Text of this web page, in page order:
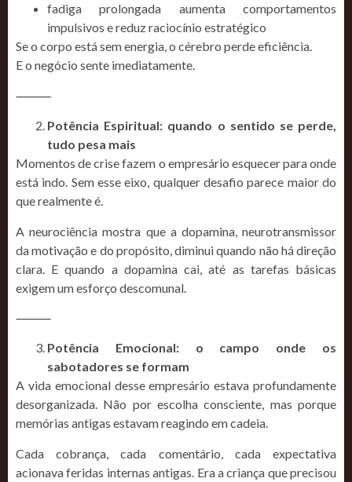
fadiga prolongada aumenta comportamentos
impulsivos e reduz raciocínio estratégico
Se o corpo está sem energia, o cérebro perde eficiência.
E o negócio sente imediatamente.
⸻
Potência Espiritual: quando o sentido se perde,
tudo pesa mais
Momentos de crise fazem o empresário esquecer para onde
está indo. Sem esse eixo, qualquer desafio parece maior do
que realmente é.
A neurociência mostra que a dopamina, neurotransmissor
da motivação e do propósito, diminui quando não há direção
clara. E quando a dopamina cai, até as tarefas básicas
exigem um esforço descomunal.
⸻
Potência Emocional: o campo onde os
sabotadores se formam
A vida emocional desse empresário estava profundamente
desorganizada. Não por escolha consciente, mas porque
memórias antigas estavam reagindo em cadeia.
Cada cobrança, cada comentário, cada expectativa
acionava feridas internas antigas. Era a criança que precisou